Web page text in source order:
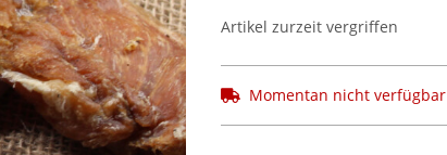
Artikel zurzeit vergriffen
Momentan nicht verfügbar